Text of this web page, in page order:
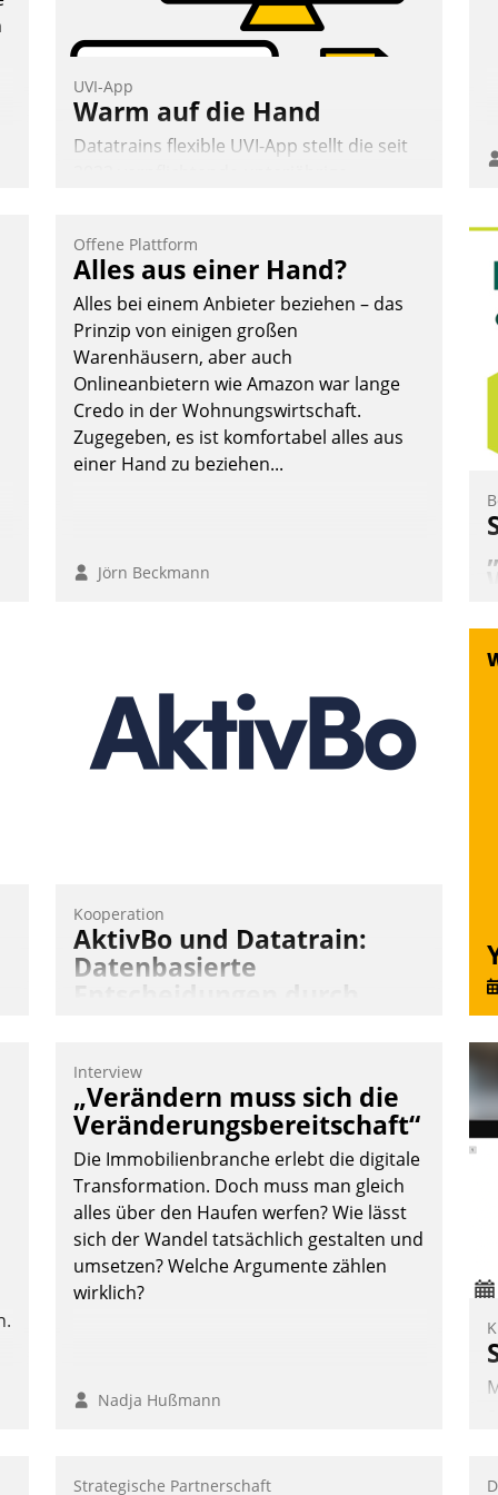
UVI-App
Warm auf die Hand
Datatrains flexible UVI-App stellt die seit
Die monatlichen Mitteilungen zum
Heizungs- und Wasserverbrauch gehen
automatisiert, vollständig und auf
Wunsch über mehrere zuvor festgelegte
Kommunikationswege bei den
Empfängern ein.
Nadja Hußmann
Offene Plattform
Alles aus einer Hand?
Alles bei einem Anbieter beziehen – das
Prinzip von einigen großen
Warenhäusern, aber auch
Onlineanbietern wie Amazon war lange
Credo in der Wohnungswirtschaft.
Zugegeben, es ist komfortabel alles aus
einer Hand zu beziehen...
Jörn Beckmann
Kooperation
AktivBo und Datatrain:
Datenbasierte
AktivBo und Datatrain kooperieren –
Immobilienunternehmen profitieren: Die
nahtlose Integration der Lösungen von
AktivBo und Datatrain ermöglicht
automatisiert ausgelöste, zielgerichtete
Mieterbefragungen – eine starke
Grundlage für intelligente, datengestützte
Entscheidungen.
Interview
„Verändern muss sich die
Veränderungsbereitschaft“
Die Immobilienbranche erlebt die digitale
Transformation. Doch muss man gleich
alles über den Haufen werfen? Wie lässt
sich der Wandel tatsächlich gestalten und
umsetzen? Welche Argumente zählen
wirklich?
Nadja Hußmann
Strategische Partnerschaft